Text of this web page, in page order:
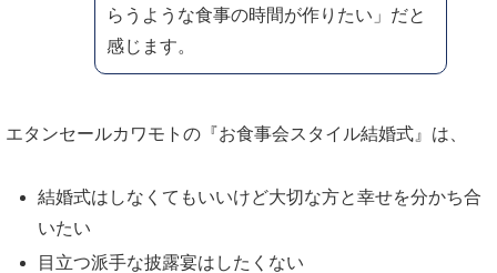
らうような食事の時間が作りたい」だと
感じます。
エタンセールカワモトの『お食事会スタイル結婚式』は、
結婚式はしなくてもいいけど大切な方と幸せを分かち合
いたい
目立つ派手な披露宴はしたくない